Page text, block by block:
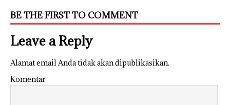
BE THE FIRST TO COMMENT
Leave a Reply
Alamat email Anda tidak akan dipublikasikan.
Komentar